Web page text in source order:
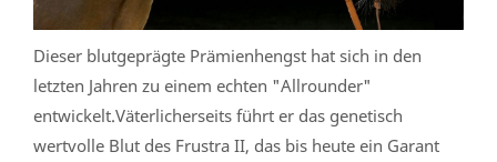
Dieser blutgeprägte Prämienhengst hat sich in den
letzten Jahren zu einem echten "Allrounder"
entwickelt.Väterlicherseits führt er das genetisch
wertvolle Blut des Frustra II, das bis heute ein Garant